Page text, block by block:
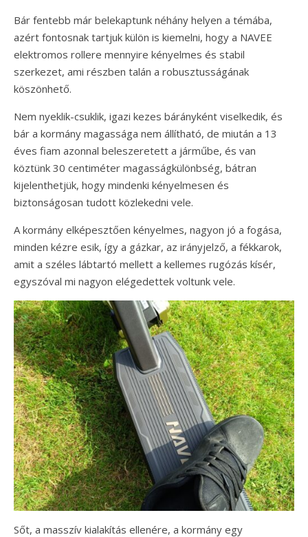
Bár fentebb már belekaptunk néhány helyen a témába,
azért fontosnak tartjuk külön is kiemelni, hogy a NAVEE
elektromos rollere mennyire kényelmes és stabil
szerkezet, ami részben talán a robusztusságának
köszönhető.
Nem nyeklik-csuklik, igazi kezes bárányként viselkedik, és
bár a kormány magassága nem állítható, de miután a 13
éves fiam azonnal beleszeretett a járműbe, és van
köztünk 30 centiméter magasságkülönbség, bátran
kijelenthetjük, hogy mindenki kényelmesen és
biztonságosan tudott közlekedni vele.
A kormány elképesztően kényelmes, nagyon jó a fogása,
minden kézre esik, így a gázkar, az irányjelző, a fékkarok,
amit a széles lábtartó mellett a kellemes rugózás kísér,
egyszóval mi nagyon elégedettek voltunk vele.
Sőt, a masszív kialakítás ellenére, a kormány egy